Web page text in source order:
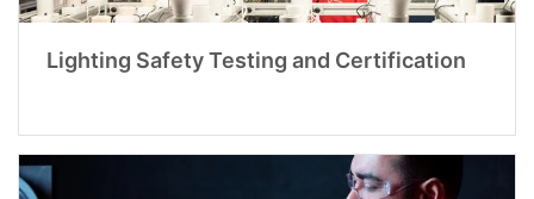
Lighting Safety Testing and Certification